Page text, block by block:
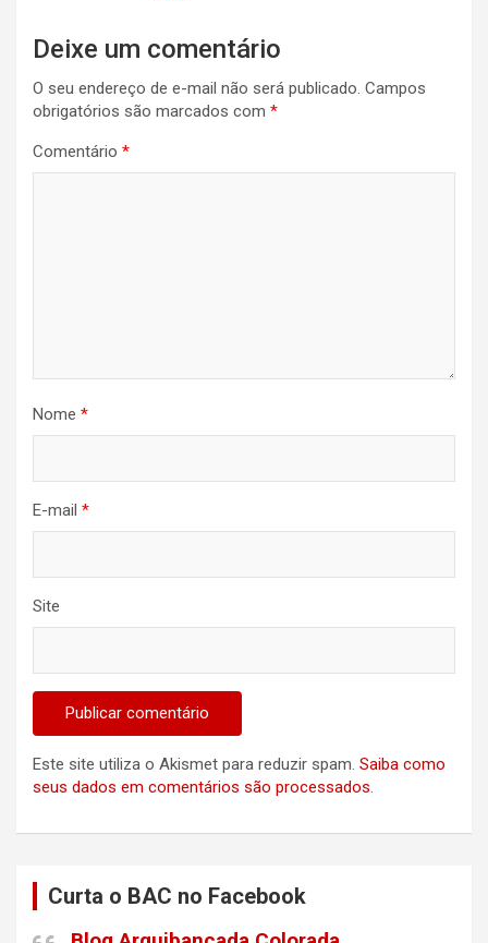
Deixe um comentário
O seu endereço de e-mail não será publicado. Campos
obrigatórios são marcados com *
Comentário *
Nome *
E-mail *
Site
Este site utiliza o Akismet para reduzir spam. Saiba como
seus dados em comentários são processados.
Curta o BAC no Facebook